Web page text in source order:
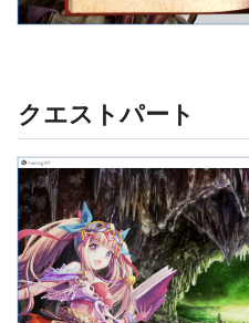
クエストパート